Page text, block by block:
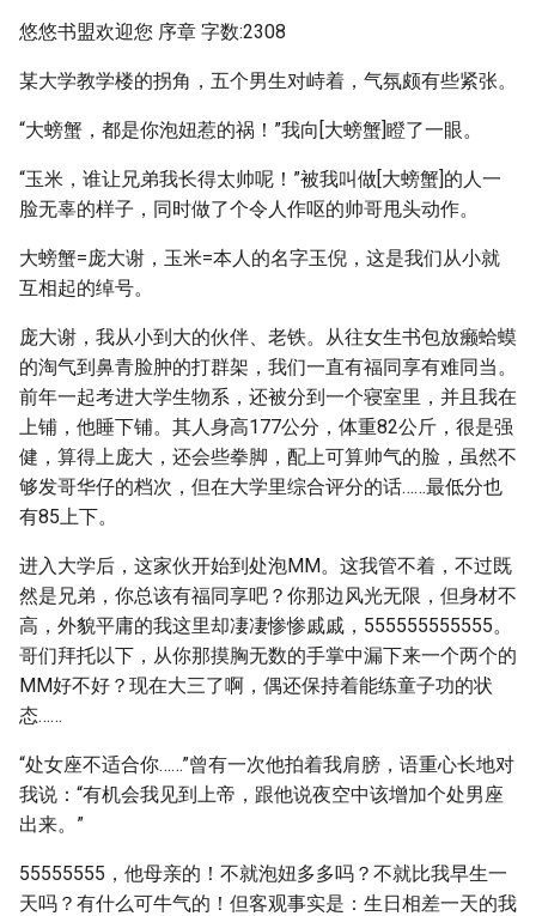
悠悠书盟欢迎您 序章 字数:2308
某大学教学楼的拐角，五个男生对峙着，气氛颇有些紧张。
“大螃蟹，都是你泡妞惹的祸！”我向[大螃蟹]瞪了一眼。
“玉米，谁让兄弟我长得太帅呢！”被我叫做[大螃蟹]的人一
脸无辜的样子，同时做了个令人作呕的帅哥甩头动作。
大螃蟹=庞大谢，玉米=本人的名字玉倪，这是我们从小就
互相起的绰号。
庞大谢，我从小到大的伙伴、老铁。从往女生书包放癞蛤蟆
的淘气到鼻青脸肿的打群架，我们一直有福同享有难同当。
前年一起考进大学生物系，还被分到一个寝室里，并且我在
上铺，他睡下铺。其人身高177公分，体重82公斤，很是强
健，算得上庞大，还会些拳脚，配上可算帅气的脸，虽然不
够发哥华仔的档次，但在大学里综合评分的话……最低分也
有85上下。
进入大学后，这家伙开始到处泡MM。这我管不着，不过既
然是兄弟，你总该有福同享吧？你那边风光无限，但身材不
高，外貌平庸的我这里却凄凄惨惨戚戚，555555555555。
哥们拜托以下，从你那摸胸无数的手掌中漏下来一个两个的
MM好不好？现在大三了啊，偶还保持着能练童子功的状
态……
“处女座不适合你……”曾有一次他拍着我肩膀，语重心长地对
我说：“有机会我见到上帝，跟他说夜空中该增加个处男座
出来。”
55555555，他母亲的！不就泡妞多多吗？不就比我早生一
天吗？有什么可牛气的！但客观事实是：生日相差一天的我